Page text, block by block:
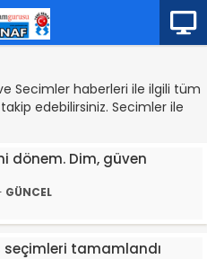
Secimler haberleri ile ilgili tüm
edebilirsiniz. Secimler ile
dönem. Dim, güven
GÜNCEL
seçimleri tamamlandı